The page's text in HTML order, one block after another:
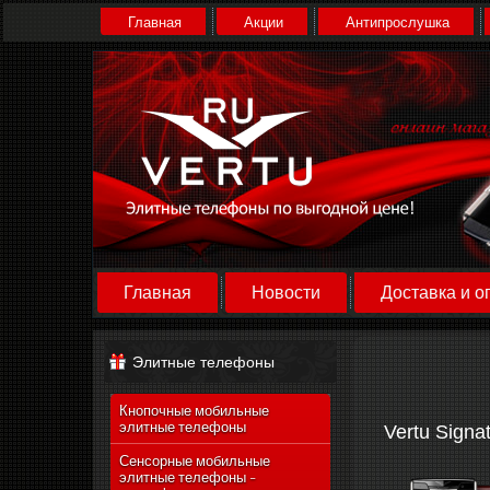
Главная Акции Антипрослушка
Главная Новости Доставка и
Элитные телефоны
Кнопочные мобильные
элитные телефоны
Сенсорные мобильные
элитные телефоны -
Vertu